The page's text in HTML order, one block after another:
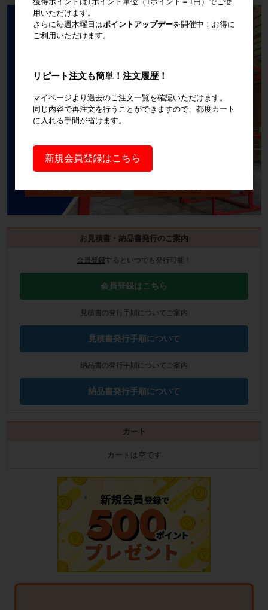
お見積書・納品書発行のご案内
会員登録するといつでも発行可能！
会員登録はこちら
見積書の発行手順についてご案内
見積書発行手順について
納品書の発行手順についてご案内
納品書発行手順について
カート
カートは空です
用いただけます。
さらに毎週木曜日はポイントアップデーを開催中！お得に
ご利用いただけます。
リピート注文も簡単！注文履歴！
マイページより過去のご注文一覧を確認いただけます。
同じ内容で再注文を行うことができますので、都度カート
に入れる手間が省けます。
新規会員登録はこちら